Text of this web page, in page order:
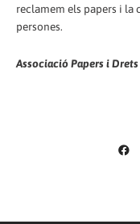
reclamem els papers i la
persones.
Associació Papers i